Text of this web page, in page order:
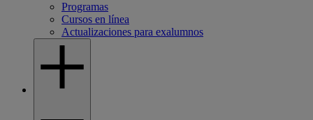
Programas
Cursos en línea
Actualizaciones para exalumnos